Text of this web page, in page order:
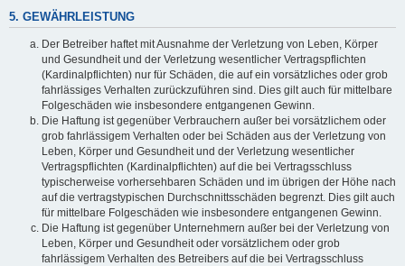
5. GEWÄHRLEISTUNG
Der Betreiber haftet mit Ausnahme der Verletzung von Leben, Körper
und Gesundheit und der Verletzung wesentlicher Vertragspflichten
(Kardinalpflichten) nur für Schäden, die auf ein vorsätzliches oder grob
fahrlässiges Verhalten zurückzuführen sind. Dies gilt auch für mittelbare
Folgeschäden wie insbesondere entgangenen Gewinn.
Die Haftung ist gegenüber Verbrauchern außer bei vorsätzlichem oder
grob fahrlässigem Verhalten oder bei Schäden aus der Verletzung von
Leben, Körper und Gesundheit und der Verletzung wesentlicher
Vertragspflichten (Kardinalpflichten) auf die bei Vertragsschluss
typischerweise vorhersehbaren Schäden und im übrigen der Höhe nach
auf die vertragstypischen Durchschnittsschäden begrenzt. Dies gilt auch
für mittelbare Folgeschäden wie insbesondere entgangenen Gewinn.
Die Haftung ist gegenüber Unternehmern außer bei der Verletzung von
Leben, Körper und Gesundheit oder vorsätzlichem oder grob
fahrlässigem Verhalten des Betreibers auf die bei Vertragsschluss